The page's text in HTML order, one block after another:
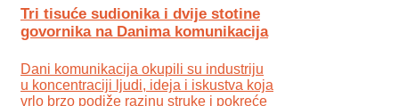
Tri tisuće sudionika i dvije stotine
govornika na Danima komunikacija
Dani komunikacija okupili su industriju
u koncentraciji ljudi, ideja i iskustva koja
vrlo brzo podiže razinu struke i pokreće